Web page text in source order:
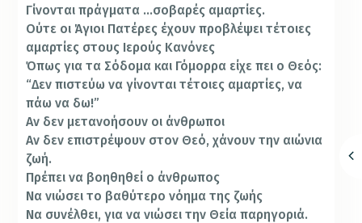
Γίνονται πράγματα …σοβαρές αμαρτίες.
Ούτε οι Άγιοι Πατέρες έχουν προβλέψει τέτοιες
αμαρτίες στους Ιερούς Κανόνες
Όπως για τα Σόδομα και Γόμορρα είχε πει ο Θεός:
“Δεν πιστεύω να γίνονται τέτοιες αμαρτίες, να
πάω να δω!”
Αν δεν μετανοήσουν οι άνθρωποι
Αν δεν επιστρέψουν στον Θεό, χάνουν την αιώνια
ζωή.
Πρέπει να βοηθηθεί ο άνθρωπος
Να νιώσει το βαθύτερο νόημα της ζωής
Να συνέλθει, για να νιώσει την Θεία παρηγοριά.